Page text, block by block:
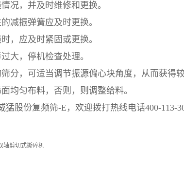
况，并及时维修和更换。
减振弹簧应及时更换。
，应及时紧固或更换。
大，停机检查处理。
分，可适当调节振源偏心块角度，从而获得较
均匀布料，否则，则调整给料。
猛股份复频筛-E ，欢迎拨打热线电话400-113-
剪切式撕碎机